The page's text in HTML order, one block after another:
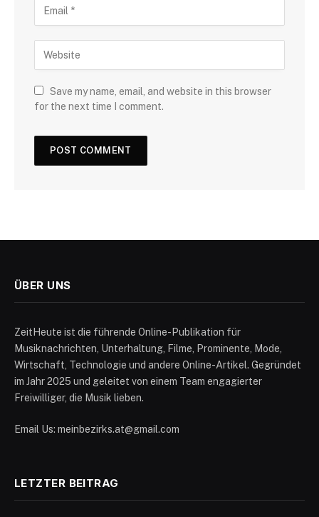
Save my name, email, and website in this browser
for the next time I comment.
ÜBER UNS
ZeitHeute ist die führende Online-Publikation für
Musiknachrichten, Unterhaltung, Filme, Prominente, Mode,
Wirtschaft, Technologie und andere Online-Artikel. Gegründet
im Jahr 2025 und geleitet von einem Team engagierter
Freiwilliger, die Musik lieben.
Email Us: meinbezirks.at@gmail.com
LETZTER BEITRAG